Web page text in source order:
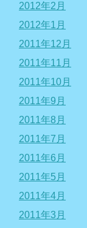
2012年2月
2012年1月
2011年12月
2011年11月
2011年10月
2011年9月
2011年8月
2011年7月
2011年6月
2011年5月
2011年4月
2011年3月